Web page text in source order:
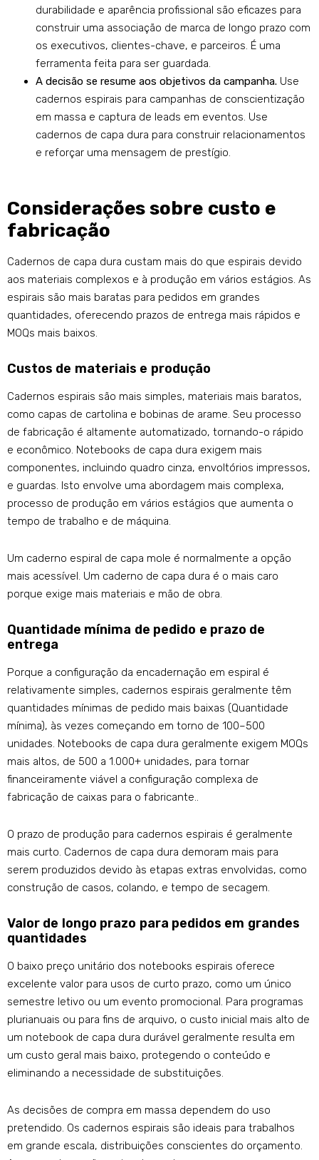
durabilidade e aparência profissional são eficazes para
construir uma associação de marca de longo prazo com
os executivos, clientes-chave, e parceiros. É uma
ferramenta feita para ser guardada.
A decisão se resume aos objetivos da campanha. Use
cadernos espirais para campanhas de conscientização
em massa e captura de leads em eventos. Use
cadernos de capa dura para construir relacionamentos
e reforçar uma mensagem de prestígio.
Considerações sobre custo e
fabricação
Cadernos de capa dura custam mais do que espirais devido
aos materiais complexos e à produção em vários estágios. As
espirais são mais baratas para pedidos em grandes
quantidades, oferecendo prazos de entrega mais rápidos e
MOQs mais baixos.
Custos de materiais e produção
Cadernos espirais são mais simples, materiais mais baratos,
como capas de cartolina e bobinas de arame. Seu processo
de fabricação é altamente automatizado, tornando-o rápido
e econômico. Notebooks de capa dura exigem mais
componentes, incluindo quadro cinza, envoltórios impressos,
e guardas. Isto envolve uma abordagem mais complexa,
processo de produção em vários estágios que aumenta o
tempo de trabalho e de máquina.
Um caderno espiral de capa mole é normalmente a opção
mais acessível. Um caderno de capa dura é o mais caro
porque exige mais materiais e mão de obra.
Quantidade mínima de pedido e prazo de
entrega
Porque a configuração da encadernação em espiral é
relativamente simples, cadernos espirais geralmente têm
quantidades mínimas de pedido mais baixas (Quantidade
mínima), às vezes começando em torno de 100–500
unidades. Notebooks de capa dura geralmente exigem MOQs
mais altos, de 500 a 1.000+ unidades, para tornar
financeiramente viável a configuração complexa de
fabricação de caixas para o fabricante..
O prazo de produção para cadernos espirais é geralmente
mais curto. Cadernos de capa dura demoram mais para
serem produzidos devido às etapas extras envolvidas, como
construção de casos, colando, e tempo de secagem.
Valor de longo prazo para pedidos em grandes
quantidades
O baixo preço unitário dos notebooks espirais oferece
excelente valor para usos de curto prazo, como um único
semestre letivo ou um evento promocional. Para programas
plurianuais ou para fins de arquivo, o custo inicial mais alto de
um notebook de capa dura durável geralmente resulta em
um custo geral mais baixo, protegendo o conteúdo e
eliminando a necessidade de substituições.
As decisões de compra em massa dependem do uso
pretendido. Os cadernos espirais são ideais para trabalhos
em grande escala, distribuições conscientes do orçamento.